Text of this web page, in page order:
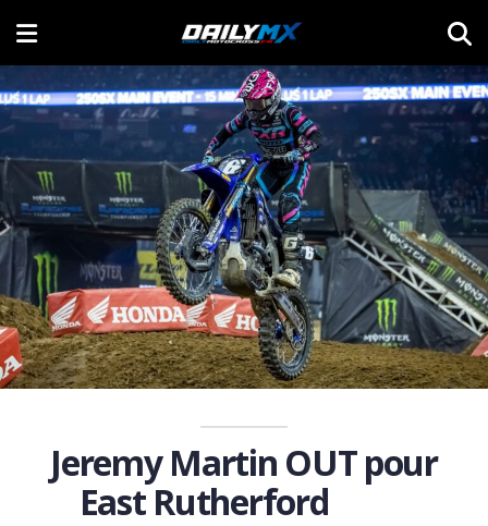
Jeremy Martin OUT pour
East Rutherford